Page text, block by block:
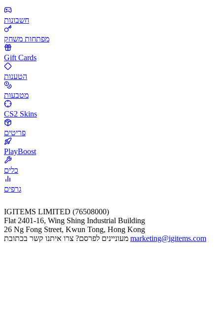
חשבונות
מפתחות משחק
Gift Cards
הטענות
מטבעות
CS2 Skins
פריטים
PlayBoost
כלים
גרפים
IGITEMS LIMITED (76508000)
Flat 2401-16, Wing Shing Industrial Building
26 Ng Fong Street, Kwun Tong, Hong Kong
marketing@igitems.com